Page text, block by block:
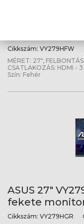
Cikkszám: VY279HFW
MÉRET: 27",
CSATLAKOZÁS: HDMI -
Szín: Fehér
ASUS 27"
fekete
Cikkszám: VY279HGR